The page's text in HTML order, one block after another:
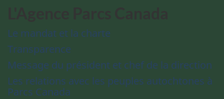
Le mandat et la charte
Transparence
Message du président et chef de la direction
Les relations avec les peuples autochtones à
Parcs Canada